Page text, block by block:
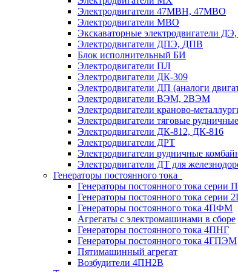
Электродвигатели 47MBH, 47МВО
Электродвигатели MBO
Экскаваторные электродвигатели
Электродвигатели ДПЭ, ДПВ
Блок исполнительный БИ
Электродвигатели ПЛ
Электродвигатели ДК-309
Электродвигатели ДП (аналоги
Электродвигатели ВЭМ, 2ВЭМ
Электродвигатели краново-
Электродвигатели тяговые
Электродвигатели ДК-812, ДК-816
Электродвигатели ДРТ
Электродвигатели рудничные
Электродвигатели ДТ для
Генераторы постоянного тока
Генераторы постоянного тока серии П
Генераторы постоянного тока серии
Генераторы постоянного тока 4ПФМ
Агрегаты с электромашинами в сборе
Генераторы постоянного тока 4ПНГ
Генераторы постоянного тока 4ГПЭМ
Пятимашинный агрегат
Возбудители 4ПН2В